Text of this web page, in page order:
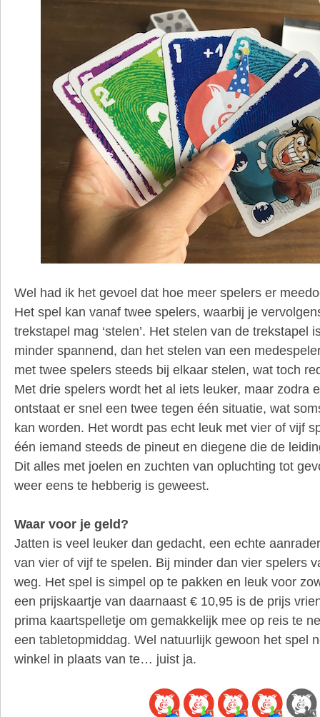
Wel had ik het gevoel dat hoe meer spelers er
Het spel kan vanaf twee spelers, waarbij je
trekstapel mag ‘stelen’. Het stelen van de trekstapel
minder spannend, dan het stelen van een
met twee spelers steeds bij elkaar stelen, wat toch
Met drie spelers wordt het al iets leuker, maar zodra
ontstaat er snel een twee tegen één situatie, wat
kan worden. Het wordt pas echt leuk met vier of vijf
één iemand steeds de pineut en diegene die de
Dit alles met joelen en zuchten van opluchting tot
weer eens te hebberig is geweest.
Waar voor je geld?
Jatten is veel leuker dan gedacht, een echte
van vier of vijf te spelen. Bij minder dan vier spelers
weg. Het spel is simpel op te pakken en leuk voor
een prijskaartje van daarnaast € 10,95 is de prijs
prima kaartspelletje om gemakkelijk mee op reis te
een tabletopmiddag. Wel natuurlijk gewoon het spel
winkel in plaats van te… juist ja.